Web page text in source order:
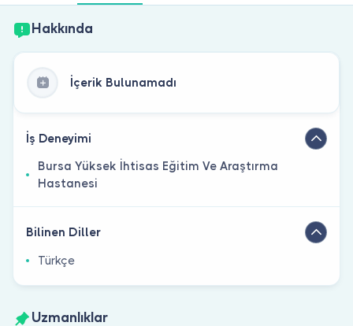
Hakkında
İçerik Bulunamadı
İş Deneyimi
Bursa Yüksek İhtisas Eğitim Ve Araştırma
Hastanesi
Bilinen Diller
Türkçe
Uzmanlıklar